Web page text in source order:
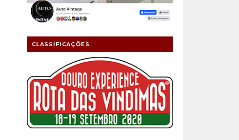
CLASSIFICAÇÕES